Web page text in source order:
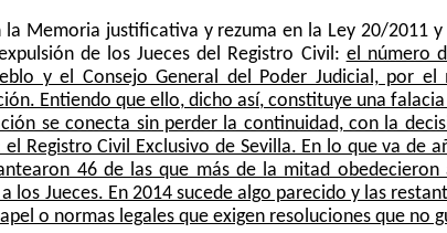
Memoria justificativa y rezuma en la Ley 20/2011
de los Jueces del Registro Civil: el número
y el Consejo General del Poder Judicial, por
Entiendo que ello, dicho así, constituye una
se conecta sin perder la continuidad, con la
Registro Civil Exclusivo de Sevilla. En lo que va de
46 de las que más de la mitad
los Jueces. En 2014 sucede algo parecido y las
o normas legales que exigen resoluciones que no